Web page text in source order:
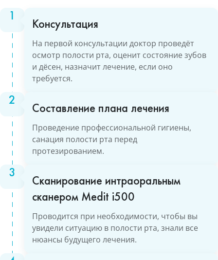
Консультация
На первой консультации доктор проведёт
осмотр полости рта, оценит состояние зубов
и дёсен, назначит лечение, если оно
требуется.
Составление плана лечения
Проведение профессиональной гигиены,
санация полости рта перед
протезированием.
Сканирование интраоральным
сканером Medit i500
Проводится при необходимости, чтобы вы
увидели ситуацию в полости рта, знали все
нюансы будущего лечения.